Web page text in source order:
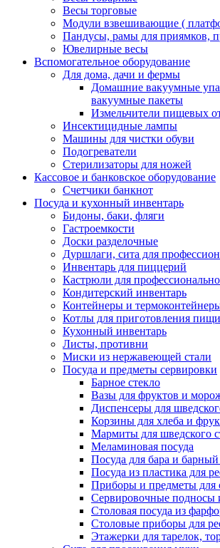
Весы торговые
Модули взвешивающие (
Пандусы, рамы для приямков,
Ювелирные весы
Вспомогательное оборудование
Для дома, дачи и фермы
Домашние вакуумные
вакуумные пакеты
Измельчители пищевых
Инсектицидные лампы
Машины для чистки обуви
Подогреватели
Стерилизаторы для ножей
Кассовое и банковское оборудование
Счетчики банкнот
Посуда и кухонный инвентарь
Бидоны, баки, фляги
Гастроемкости
Доски разделочные
Дуршлаги, сита для
Инвентарь для пиццерий
Кастрюли для
Кондитерский инвентарь
Контейнеры и
Котлы для приготовления пищи
Кухонный инвентарь
Листы, противни
Миски из нержавеющей стали
Посуда и предметы сервировки
Барное стекло
Вазы для фруктов и
Диспенсеры для
Корзины для хлеба и
Мармиты для шведского
Меламиновая посуда
Посуда для бара и
Посуда из пластика для
Приборы и предметы для
Сервировочные подносы
Столовая посуда из
Столовые приборы для
Этажерки для тарелок,